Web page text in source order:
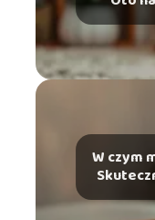
W czym